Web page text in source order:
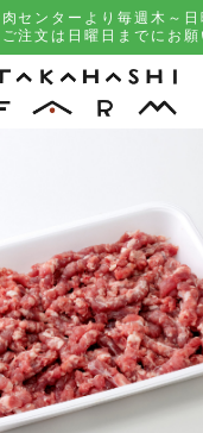
センターより毎週木～日
注文は日曜日までにお願